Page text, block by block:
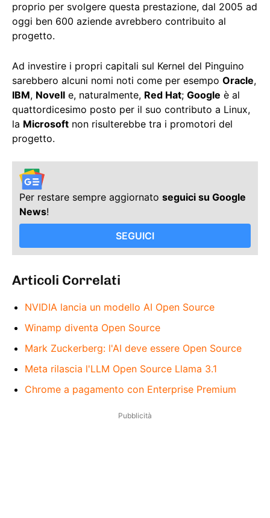
proprio per svolgere questa prestazione, dal 2005 ad
oggi ben 600 aziende avrebbero contribuito al
progetto.
Ad investire i propri capitali sul Kernel del Pinguino
sarebbero alcuni nomi noti come per esempo Oracle,
IBM, Novell e, naturalmente, Red Hat; Google è al
quattordicesimo posto per il suo contributo a Linux,
la Microsoft non risulterebbe tra i promotori del
progetto.
Per restare sempre aggiornato seguici su Google
News!
SEGUICI
Articoli Correlati
NVIDIA lancia un modello AI Open Source
Winamp diventa Open Source
Mark Zuckerberg: l'AI deve essere Open Source
Meta rilascia l'LLM Open Source Llama 3.1
Chrome a pagamento con Enterprise Premium
Pubblicità